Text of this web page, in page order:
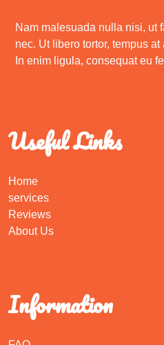
Nam malesuada nulla nisi, ut
nec. Ut libero tortor, tempus
In enim ligula, consequat eu
Useful Links
Home
services
Reviews
About Us
Information